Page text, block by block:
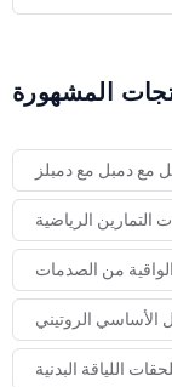
المشهورة
مع دمبل مع دمبلز
التمارين الرياضية
من الصدمات
الأساسي الروتيني
اللياقة البدنية